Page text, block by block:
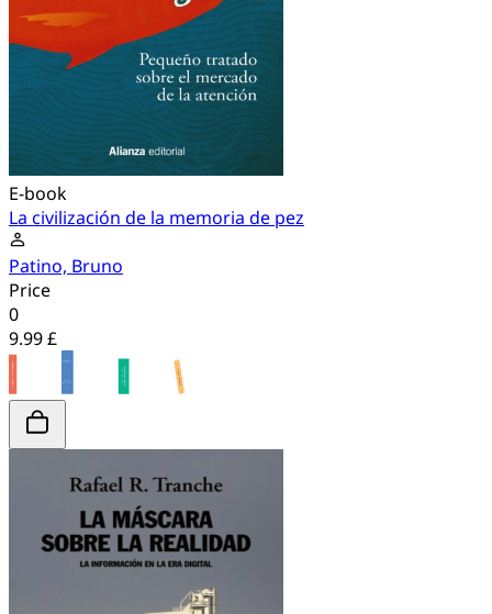
E-book
La civilización de la memoria de pez
Patino, Bruno
Price
0
9.99 £